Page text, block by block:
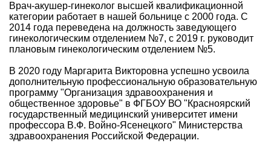
Врач-акушер-гинеколог высшей квалификационной
категории работает в нашей больнице с 2000 года. С
2014 года переведена на должность заведующего
гинекологическим отделением №7, с 2019 г. руководит
плановым гинекологическим отделением №5.
В 2020 году Маргарита Викторовна успешно усвоила
дополнительную профессиональную образовательную
программу "Организация здравоохранения и
общественное здоровье" в ФГБОУ ВО "Красноярский
государственный медицинский университет имени
профессора В.Ф. Войно-Ясенецкого" Министерства
здравоохранения Российской Федерации.